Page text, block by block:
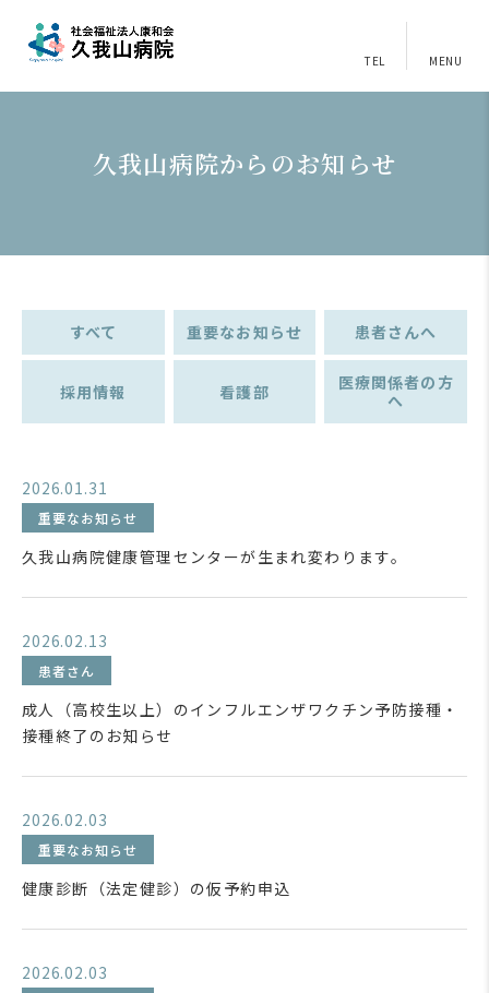
TEL MENU
久我山病院からのお知らせ
すべて 重要なお知らせ 患者さんへ
採用情報 看護部
医療関係者の方
へ
2026.01.31
重要なお知らせ
久我山病院健康管理センターが生まれ変わります。
2026.02.13
患者さん
成人（高校生以上）のインフルエンザワクチン予防接種・
接種終了のお知らせ
2026.02.03
重要なお知らせ
健康診断（法定健診）の仮予約申込
2026.02.03